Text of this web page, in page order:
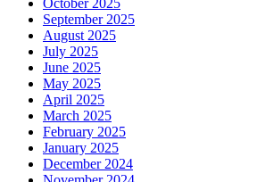
September 2025
August 2025
July 2025
June 2025
May 2025
April 2025
March 2025
February 2025
January 2025
December 2024